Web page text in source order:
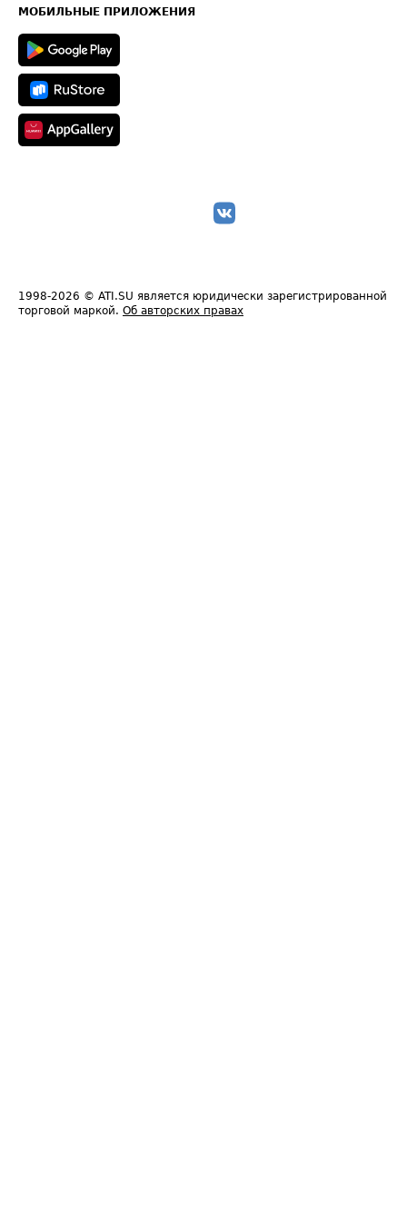
Техническая информация
МОБИЛЬНЫЕ ПРИЛОЖЕНИЯ
1998-2026 © ATI.SU является юридически зарегистрированной
торговой маркой. Об авторских правах